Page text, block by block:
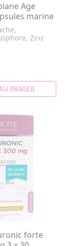
Age
marine
Zinc
PANIER
forte